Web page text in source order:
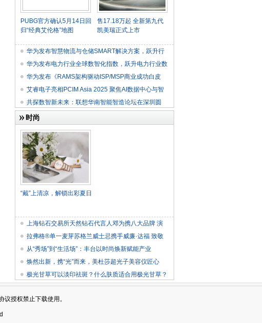
​PUBG官方确认5月14日回
归“经典艾伦格”地图
售17.18万起 全新第九代
凯美瑞正式上市
华为发布智慧物流与仓储SMART解决方案，跃升行
业 华为发布电力行业全球数智化指数，跃升电力行业数
华为发布《RAMS架构驱动ISP/MSP商业成功白皮
书》艾睿电子亮相PCIM Asia 2025 聚焦AI数据中心与智
​共探数智新未来：联想华南智能智造论坛在深圳圆
时尚
“戴”上清凉，解锁出彩夏日
上海钻石交易所天然钻石代言人邓为携八大品牌 演
拉弗格®单一麦芽苏格兰威士忌携手威廉·达福 致敬
从“秀场”到“生活场”：丰台以时尚焕新赋能产业
焕然出新，携“光”而来，美杜莎超光子美容仪匠心
极光甘草可以淡印祛斑？什么肤质适合用极光甘草？
授权禁止下载使用。